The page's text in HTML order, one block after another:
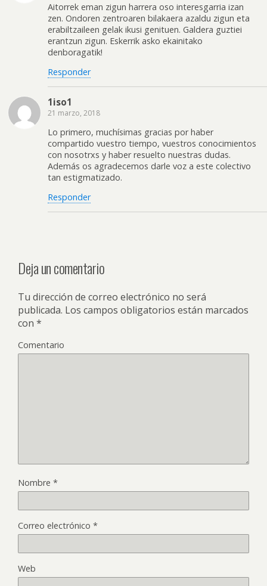
Aitorrek eman zigun harrera oso interesgarria izan
zen. Ondoren zentroaren bilakaera azaldu zigun eta
erabiltzaileen gelak ikusi genituen. Galdera guztiei
erantzun zigun. Eskerrik asko ekainitako
denboragatik!
Responder
1iso1
21 marzo, 2018
Lo primero, muchísimas gracias por haber
compartido vuestro tiempo, vuestros conocimientos
con nosotrxs y haber resuelto nuestras dudas.
Además os agradecemos darle voz a este colectivo
tan estigmatizado.
Responder
Deja un comentario
Tu dirección de correo electrónico no será
publicada. Los campos obligatorios están marcados
con *
Comentario
Nombre *
Correo electrónico *
Web